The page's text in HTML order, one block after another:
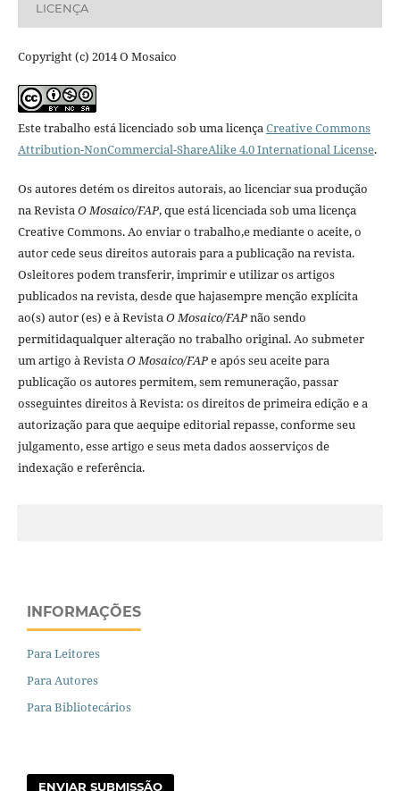
LICENÇA
Copyright (c) 2014 O Mosaico
Este trabalho está licenciado sob uma licençaCreative Commons
Attribution-NonCommercial-ShareAlike 4.0 International License.
Os autores detém os direitos autorais, ao licenciar sua produção
na RevistaO Mosaico/FAP, que está licenciada sob uma licença
Creative Commons. Ao enviar o trabalho,e mediante o aceite, o
autor cede seus direitos autorais para a publicação na revista.
Osleitores podem transferir, imprimir e utilizar os artigos
publicados na revista, desde que hajasempre menção explí­cita
ao(s) autor (es) e à RevistaO Mosaico/FAPnão sendo
permitidaqualquer alteração no trabalho original. Ao submeter
um artigo à RevistaO Mosaico/FAPe após seu aceite para
publicação os autores permitem, sem remuneração, passar
osseguintes direitos à Revista: os direitos de primeira edição e a
autorização para que aequipe editorial repasse, conforme seu
julgamento, esse artigo e seus meta dados aosserviços de
indexação e referência.
INFORMAÇÕES
Para Leitores
Para Autores
Para Bibliotecários
ENVIAR SUBMISSÃO